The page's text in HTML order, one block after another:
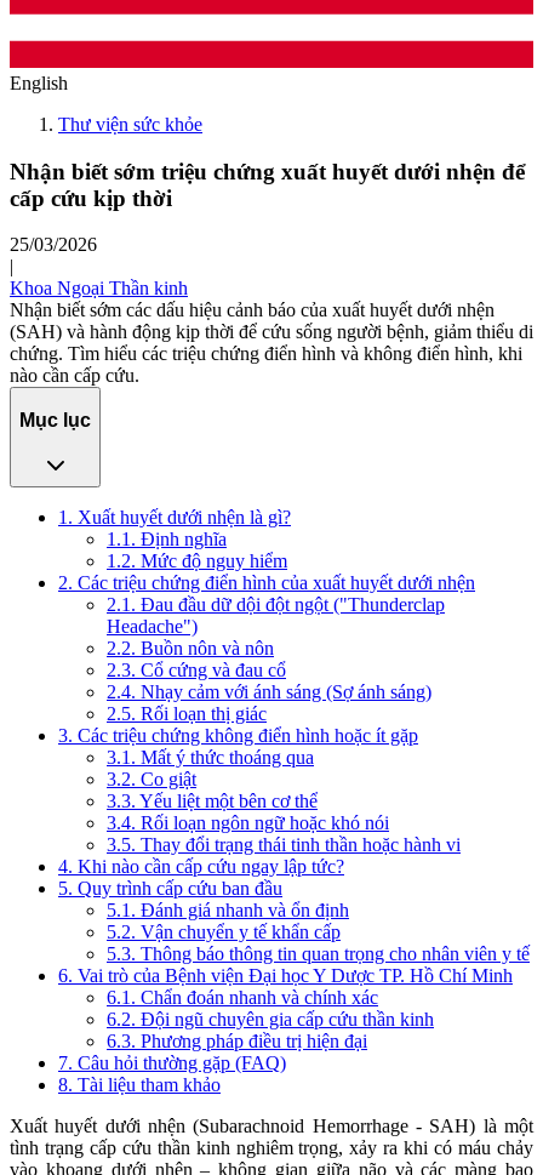
English
Thư viện sức khỏe
Nhận biết sớm triệu chứng xuất huyết dưới nhện để
cấp cứu kịp thời
25/03/2026
|
Khoa Ngoại Thần kinh
Nhận biết sớm các dấu hiệu cảnh báo của xuất huyết dưới nhện
(SAH) và hành động kịp thời để cứu sống người bệnh, giảm thiểu di
chứng. Tìm hiểu các triệu chứng điển hình và không điển hình, khi
nào cần cấp cứu.
Mục lục
1. Xuất huyết dưới nhện là gì?
1.1. Định nghĩa
1.2. Mức độ nguy hiểm
2. Các triệu chứng điển hình của xuất huyết dưới nhện
2.1. Đau đầu dữ dội đột ngột ("Thunderclap
Headache")
2.2. Buồn nôn và nôn
2.3. Cổ cứng và đau cổ
2.4. Nhạy cảm với ánh sáng (Sợ ánh sáng)
2.5. Rối loạn thị giác
3. Các triệu chứng không điển hình hoặc ít gặp
3.1. Mất ý thức thoáng qua
3.2. Co giật
3.3. Yếu liệt một bên cơ thể
3.4. Rối loạn ngôn ngữ hoặc khó nói
3.5. Thay đổi trạng thái tinh thần hoặc hành vi
4. Khi nào cần cấp cứu ngay lập tức?
5. Quy trình cấp cứu ban đầu
5.1. Đánh giá nhanh và ổn định
5.2. Vận chuyển y tế khẩn cấp
5.3. Thông báo thông tin quan trọng cho nhân viên y tế
6. Vai trò của Bệnh viện Đại học Y Dược TP. Hồ Chí Minh
6.1. Chẩn đoán nhanh và chính xác
6.2. Đội ngũ chuyên gia cấp cứu thần kinh
6.3. Phương pháp điều trị hiện đại
7. Câu hỏi thường gặp (FAQ)
8. Tài liệu tham khảo
Xuất huyết dưới nhện (Subarachnoid Hemorrhage - SAH) là một
tình trạng cấp cứu thần kinh nghiêm trọng, xảy ra khi có máu chảy
vào khoang dưới nhện – không gian giữa não và các màng bao